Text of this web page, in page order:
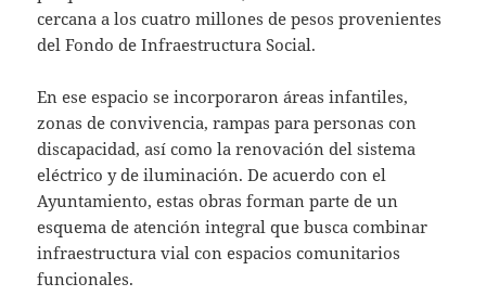
cercana a los cuatro millones de pesos provenientes
del Fondo de Infraestructura Social.
En ese espacio se incorporaron áreas infantiles,
zonas de convivencia, rampas para personas con
discapacidad, así como la renovación del sistema
eléctrico y de iluminación. De acuerdo con el
Ayuntamiento, estas obras forman parte de un
esquema de atención integral que busca combinar
infraestructura vial con espacios comunitarios
funcionales.